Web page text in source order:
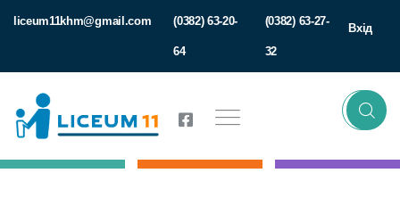
liceum11khm@gmail.com (0382) 63-20-
64
(0382) 63-27-
32
Вхід